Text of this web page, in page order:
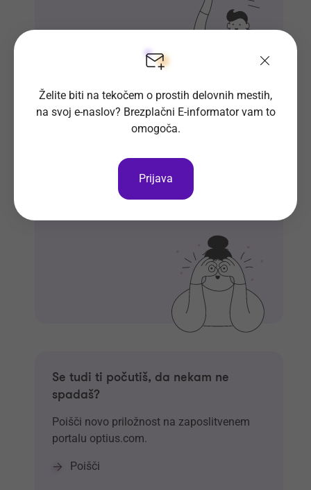
Si že vpisan v Bazo CV-jev?
izberejo ravno vas.
Se tudi ti počutiš, da nekam ne
spadaš?
Poišči novo priložnost na zaposlitvenem
portalu optius.com.
Poišči
Želite biti na tekočem o prostih delovnih mestih,
na svoj e-naslov? Brezplačni E-informator vam to
omogoča.
Prijava